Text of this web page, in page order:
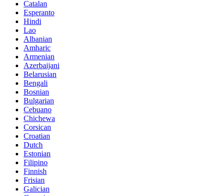
Catalan
Esperanto
Hindi
Lao
Albanian
Amharic
Armenian
Azerbaijani
Belarusian
Bengali
Bosnian
Bulgarian
Cebuano
Chichewa
Corsican
Croatian
Dutch
Estonian
Filipino
Finnish
Frisian
Galician